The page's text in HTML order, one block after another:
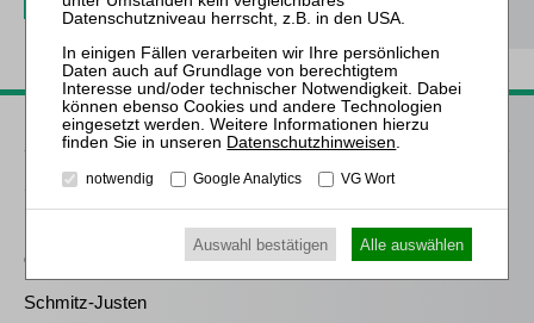
Passende Bücher
Schröder
Eigenkapitalersatzrechts
durch das MoMiG
Schmitz-Justen
Datenschutzhinweisen
notwendig Google Analytics VG Wort
Auswahl bestätigen Alle auswählen